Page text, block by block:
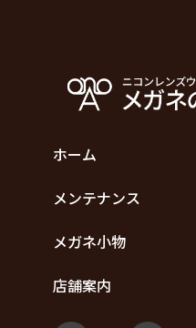
ホーム
メンテナンス
メガネ小物
店舗案内